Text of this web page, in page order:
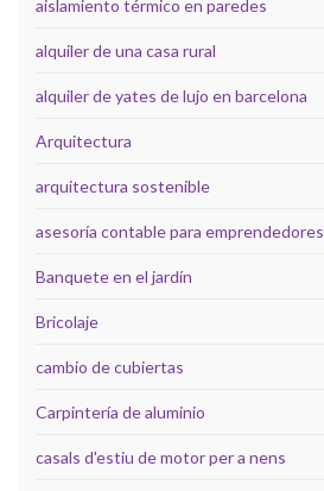
aislamiento térmico en paredes
alquiler de una casa rural
alquiler de yates de lujo en barcelona
Arquitectura
arquitectura sostenible
asesoría contable para emprendedores
Banquete en el jardín
Bricolaje
cambio de cubiertas
Carpintería de aluminio
casals d'estiu de motor per a nens